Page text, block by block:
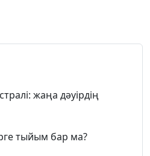
жаңа дәуірдің
тыйым бар ма?